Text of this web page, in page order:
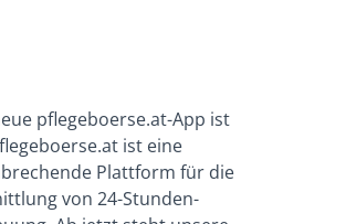
pflegeboerse.at-App ist
ist eine
Plattform für die
von 24-Stunden-